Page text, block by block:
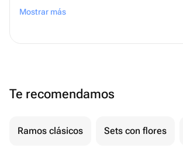
магазин
Mostrar más
Te recomendamos
Ramos clásicos Sets con flores